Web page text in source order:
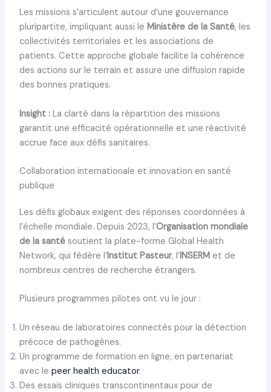
Les missions s’articulent autour d’une gouvernance
pluripartite, impliquant aussi le Ministère de la Santé, les
collectivités territoriales et les associations de
patients. Cette approche globale facilite la cohérence
des actions sur le terrain et assure une diffusion rapide
des bonnes pratiques.
Insight :La clarté dans la répartition des missions
garantit une efficacité opérationnelle et une réactivité
accrue face aux défis sanitaires.
Collaboration internationale et innovation en santé
publique
Les défis globaux exigent des réponses coordonnées à
l’échelle mondiale. Depuis 2023, l’Organisation mondiale
de la santésoutient la plate-forme Global Health
Network, qui fédère l’Institut Pasteur, l’INSERMet de
nombreux centres de recherche étrangers.
Plusieurs programmes pilotes ont vu le jour :
Un réseau de laboratoires connectés pour la détection
précoce de pathogènes.
Un programme de formation en ligne, en partenariat
avec le peer health educator.
Des essais cliniques transcontinentaux pour de